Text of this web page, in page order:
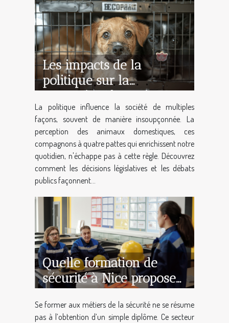
Les impacts de la
politique sur la
perception des animaux
domestiques
La politique influence la société de multiples
façons, souvent de manière insoupçonnée. La
perception des animaux domestiques, ces
compagnons à quatre pattes qui enrichissent notre
quotidien, n'échappe pas à cette règle. Découvrez
comment les décisions législatives et les débats
publics façonnent...
Quelle formation de
sécurité à Nice propose
un accompagnement
complet ?
Se former aux métiers de la sécurité ne se résume
pas à l’obtention d’un simple diplôme. Ce secteur